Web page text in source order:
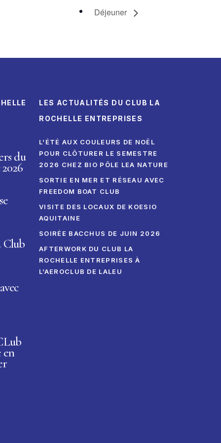
Déjeuner
du
Club
en
LES ACTUALITÉS DU CLUB LA
ROCHELLE ENTREPRISES
L’ÉTÉ AUX COULEURS DE NOËL
POUR CLÔTURER LE SEMESTRE
2026 CHEZ BIO PÔLE LEA NATURE
SORTIE EN MER ET RÉSEAU AVEC
FREEDOM BOAT CLUB
VISITE DES LOCAUX DE KOESIO
AQUITAINE
SOIRÉE BACCHUS DE JUIN 2026
AFTERWORK DU CLUB LA
ROCHELLE ENTREPRISES À
L’AEROCLUB DE LALEU